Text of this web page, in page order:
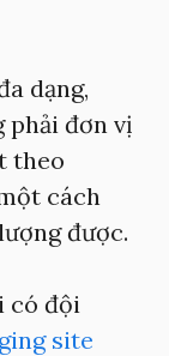
dạng,
phải đơn vị
theo
cách
được.
có đội
site